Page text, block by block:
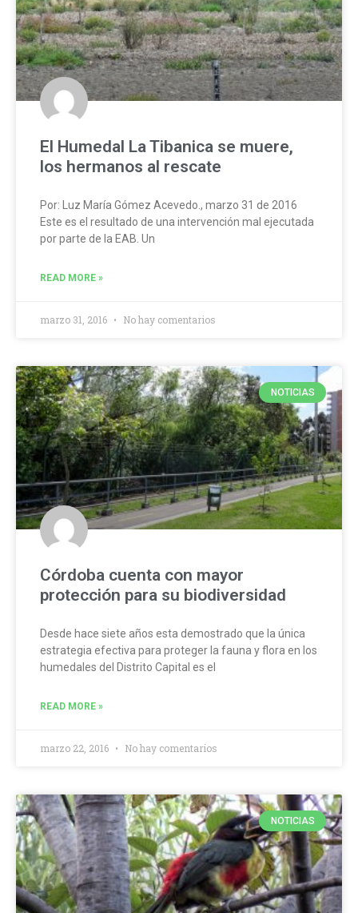
El Humedal La Tibanica se muere,
los hermanos al rescate
Por: Luz María Gómez Acevedo., marzo 31 de 2016
Este es el resultado de una intervención mal ejecutada
por parte de la EAB. Un
READ MORE »
marzo 31, 2016 No hay comentarios
NOTICIAS
Córdoba cuenta con mayor
protección para su biodiversidad
Desde hace siete años esta demostrado que la única
estrategia efectiva para proteger la fauna y flora en los
humedales del Distrito Capital es el
READ MORE »
marzo 22, 2016 No hay comentarios
NOTICIAS